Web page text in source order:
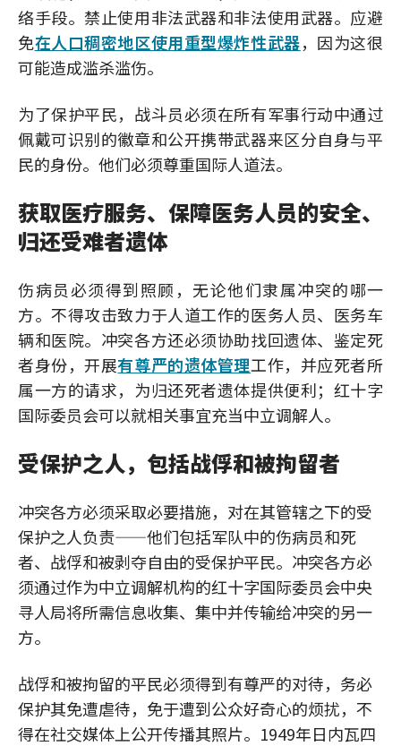
络手段。禁止使用非法武器和非法使用武器。应避
免在人口稠密地区使用重型爆炸性武器，因为这很
可能造成滥杀滥伤。
为了保护平民，战斗员必须在所有军事行动中通过
佩戴可识别的徽章和公开携带武器来区分自身与平
民的身份。他们必须尊重国际人道法。
获取医疗服务、保障医务人员的安全、
归还受难者遗体
伤病员必须得到照顾，无论他们隶属冲突的哪一
方。不得攻击致力于人道工作的医务人员、医务车
辆和医院。冲突各方还必须协助找回遗体、鉴定死
者身份，开展有尊严的遗体管理工作，并应死者所
属一方的请求，为归还死者遗体提供便利；红十字
国际委员会可以就相关事宜充当中立调解人。
受保护之人，包括战俘和被拘留者
冲突各方必须采取必要措施，对在其管辖之下的受
保护之人负责——他们包括军队中的伤病员和死
者、战俘和被剥夺自由的受保护平民。冲突各方必
须通过作为中立调解机构的红十字国际委员会中央
寻人局将所需信息收集、集中并传输给冲突的另一
方。
战俘和被拘留的平民必须得到有尊严的对待，务必
保护其免遭虐待，免于遭到公众好奇心的烦扰，不
得在社交媒体上公开传播其照片。1949年日内瓦四